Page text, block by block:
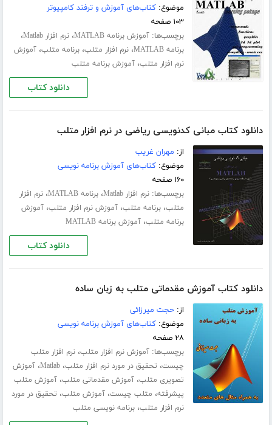
موضوع:کتاب‌های آموزش و ترفند کامپیوتر
۱۰۳ صفحه
برچسب‌ها:آموزش برنامه MATLAB ،نرم افزار Matlab ،
برنامه MATLAB ،نرم افزار متلب،برنامه متلب،آموزش
نرم افزار متلب،آموزش برنامه متلب
دانلود کتاب
دانلود کتاب مبانی کدنویسی ریاضی در نرم افزار متلب
از: مهران غریب
موضوع:کتاب‌های آموزش برنامه نویسی
۱۶۰ صفحه
برچسب‌ها:نرم افزار Matlab ،برنامه MATLAB ،نرم افزار
متلب،برنامه متلب،آموزش نرم افزار متلب،آموزش
برنامه متلب،آموزش برنامه MATLAB
دانلود کتاب
دانلود کتاب آموزش مقدماتی متلب به زبان ساده
از:حجت میرزائی
موضوع:کتاب‌های آموزش برنامه نویسی
۲۸ صفحه
برچسب‌ها:آموزش نرم افزار متلب،نرم افزار متلب
چیست، تحقیق در مورد نرم افزار متلب،Matlab،آموزش
تصویری متلب،آموزش مقدماتی متلب،آموزش متلب
پیشرفته، متلب چیست،آموزش متلب، تحقیق در مورد
نرم افزار متلب،برنامه نویسی متلب